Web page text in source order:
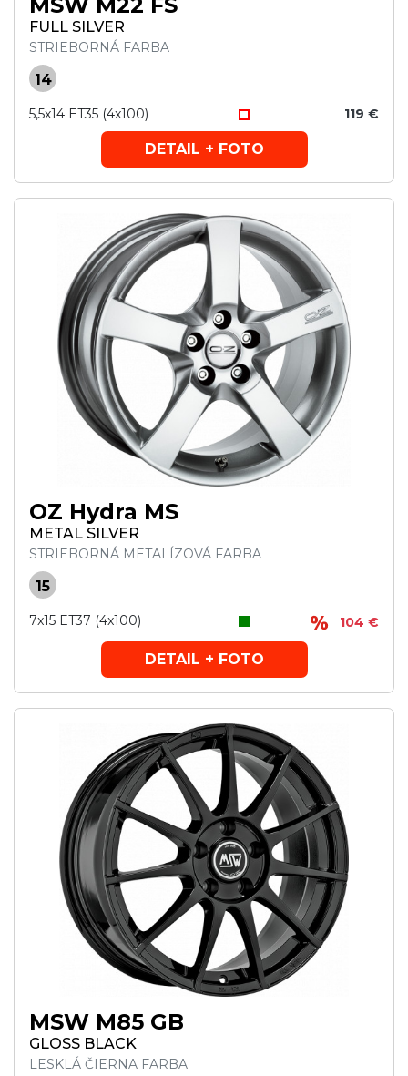
FULL SILVER
STRIEBORNÁ FARBA
14
5,5x14 ET35 (4x100) 119 €
DETAIL + FOTO
OZ Hydra MS
METAL SILVER
STRIEBORNÁ METALÍZOVÁ FARBA
15
7x15 ET37 (4x100) 104 €
DETAIL + FOTO
MSW M85 GB
GLOSS BLACK
LESKLÁ ČIERNA FARBA